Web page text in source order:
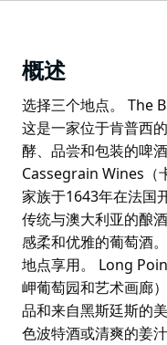
概述
选择三个地点。 The
这是一家位于肯普西
酵、品尝和包装的啤
Cassegrain Wines（
家族于1643年在法国
传统与澳大利亚的酿
感柔和优雅的葡萄酒
地点享用。 Long
岬葡萄园和艺术画廊
品和来自黑斯廷斯的
色波特酒或清爽的姜